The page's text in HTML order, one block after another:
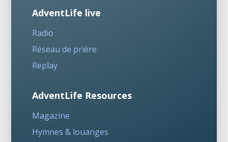
AdventLife live
Radio
Réseau de prière
Replay
AdventLife Resources
Magazine
Hymnes & louanges